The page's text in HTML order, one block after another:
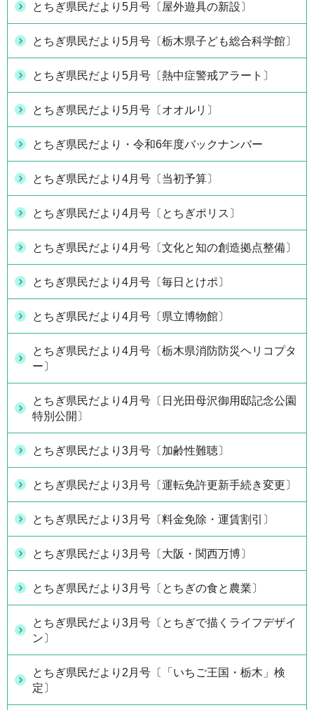
とちぎ県民だより5月号〔屋外遊具の新設〕
とちぎ県民だより5月号〔栃木県子ども総合科学館〕
とちぎ県民だより5月号〔熱中症警戒アラート〕
とちぎ県民だより5月号〔オオルリ〕
とちぎ県民だより・令和6年度バックナンバー
とちぎ県民だより4月号〔当初予算〕
とちぎ県民だより4月号〔とちぎポリス〕
とちぎ県民だより4月号〔文化と知の創造拠点整備〕
とちぎ県民だより4月号〔毎日とけポ〕
とちぎ県民だより4月号〔県立博物館〕
とちぎ県民だより4月号〔栃木県消防防災ヘリコプタ
ー〕
とちぎ県民だより4月号〔日光田母沢御用邸記念公園
特別公開〕
とちぎ県民だより3月号〔加齢性難聴〕
とちぎ県民だより3月号〔運転免許更新手続き変更〕
とちぎ県民だより3月号〔料金免除・運賃割引〕
とちぎ県民だより3月号〔大阪・関西万博〕
とちぎ県民だより3月号〔とちぎの食と農業〕
とちぎ県民だより3月号〔とちぎで描くライフデザイ
ン〕
とちぎ県民だより2月号〔「いちご王国・栃木」検
定〕